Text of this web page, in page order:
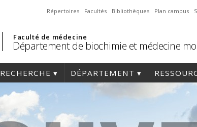
Répertoires Facultés Bibliothèques Plan campus
Faculté de médecine
Département de biochimie et médecine
RECHERCHE DÉPARTEMENT